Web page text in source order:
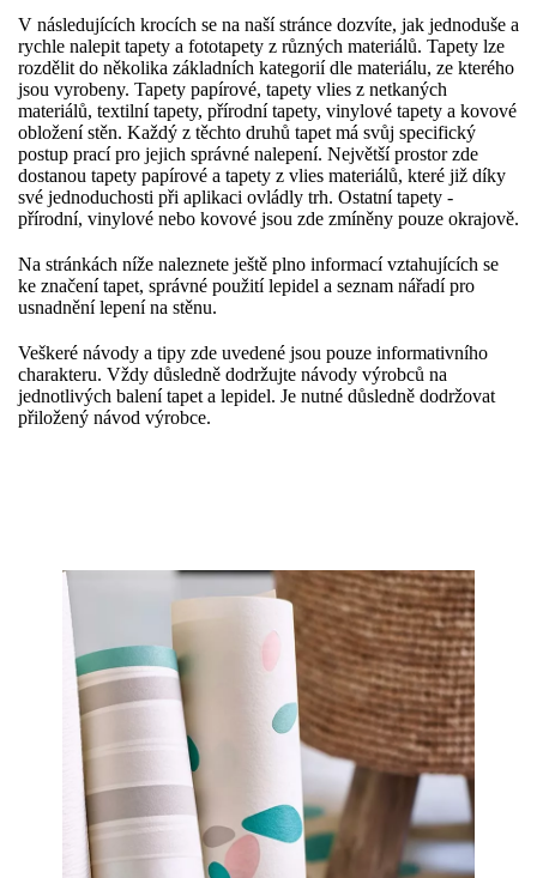
V následujících krocích se na naší stránce dozvíte, jak jednoduše a
rychle nalepit tapety a fototapety z různých materiálů. Tapety lze
rozdělit do několika základních kategorií dle materiálu, ze kterého
jsou vyrobeny. Tapety papírové, tapety vlies z netkaných
materiálů, textilní tapety, přírodní tapety, vinylové tapety a kovové
obložení stěn. Každý z těchto druhů tapet má svůj specifický
postup prací pro jejich správné nalepení. Největší prostor zde
dostanou tapety papírové a tapety z vlies materiálů, které již díky
své jednoduchosti při aplikaci ovládly trh. Ostatní tapety -
přírodní, vinylové nebo kovové jsou zde zmíněny pouze okrajově.
Na stránkách níže naleznete ještě plno informací vztahujících se
ke značení tapet, správné použití lepidel a seznam nářadí pro
usnadnění lepení na stěnu.
Veškeré návody a tipy zde uvedené jsou pouze informativního
charakteru. Vždy důsledně dodržujte návody výrobců na
jednotlivých balení tapet a lepidel. Je nutné důsledně dodržovat
přiložený návod výrobce.